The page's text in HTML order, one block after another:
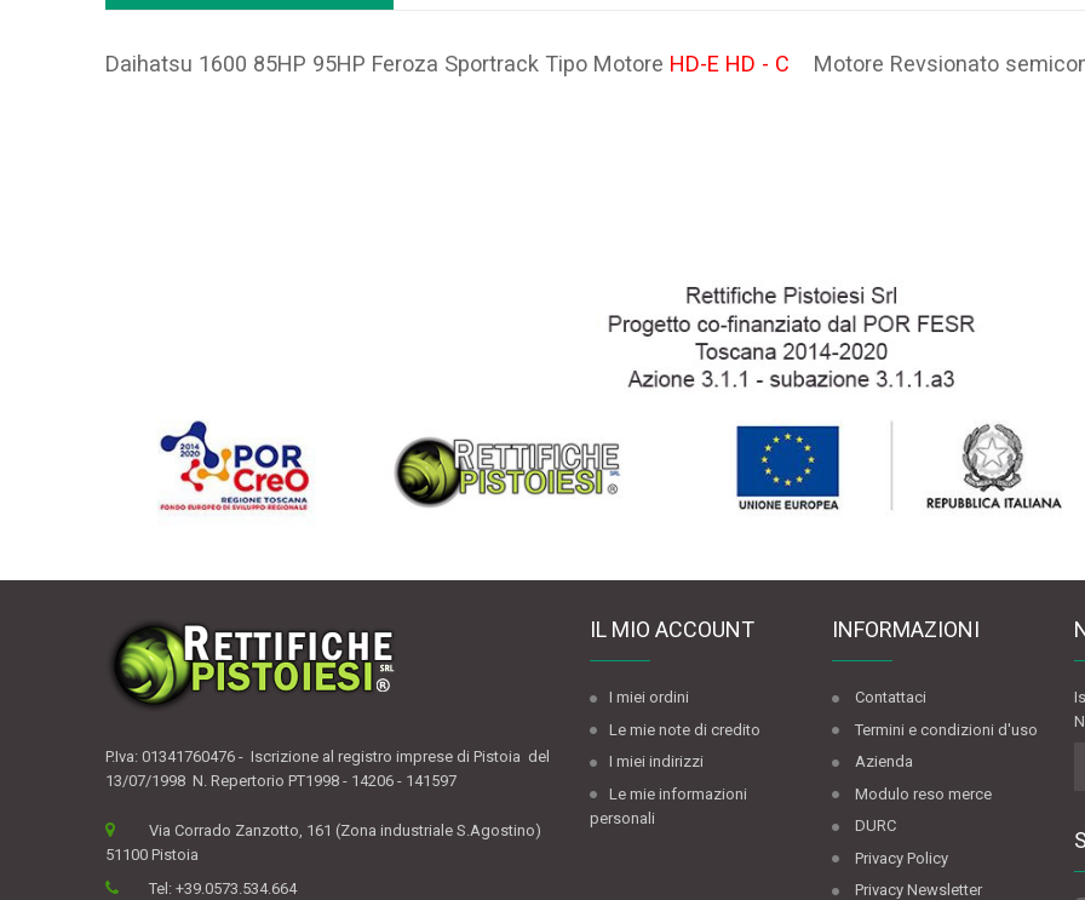
Daihatsu 1600 85HP 95HP Feroza Sportrack Tipo Motore HD-E HD - C Motore Revsionato
P.Iva: 01341760476 - Iscrizione al registro imprese di Pistoia del
13/07/1998 N. Repertorio PT1998 - 14206 - 141597
Via Corrado Zanzotto, 161 (Zona industriale S.Agostino)
51100 Pistoia
Tel: +39.0573.534.664
IL MIO ACCOUNT
I miei ordini
Le mie note di credito
I miei indirizzi
Le mie informazioni
personali
INFORMAZIONI
Contattaci
Termini e condizioni d'uso
Azienda
Modulo reso merce
DURC
Privacy Policy
Privacy Newsletter